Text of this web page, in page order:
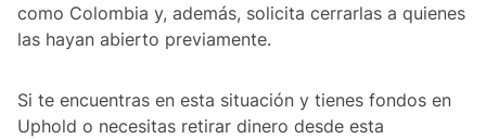
como Colombia y, además, solicita cerrarlas a quienes
las hayan abierto previamente.
Si te encuentras en esta situación y tienes fondos en
Uphold o necesitas retirar dinero desde esta